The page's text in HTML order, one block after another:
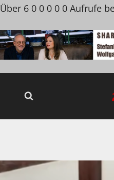
Über 6 0 0 0 0 0 Aufrufe